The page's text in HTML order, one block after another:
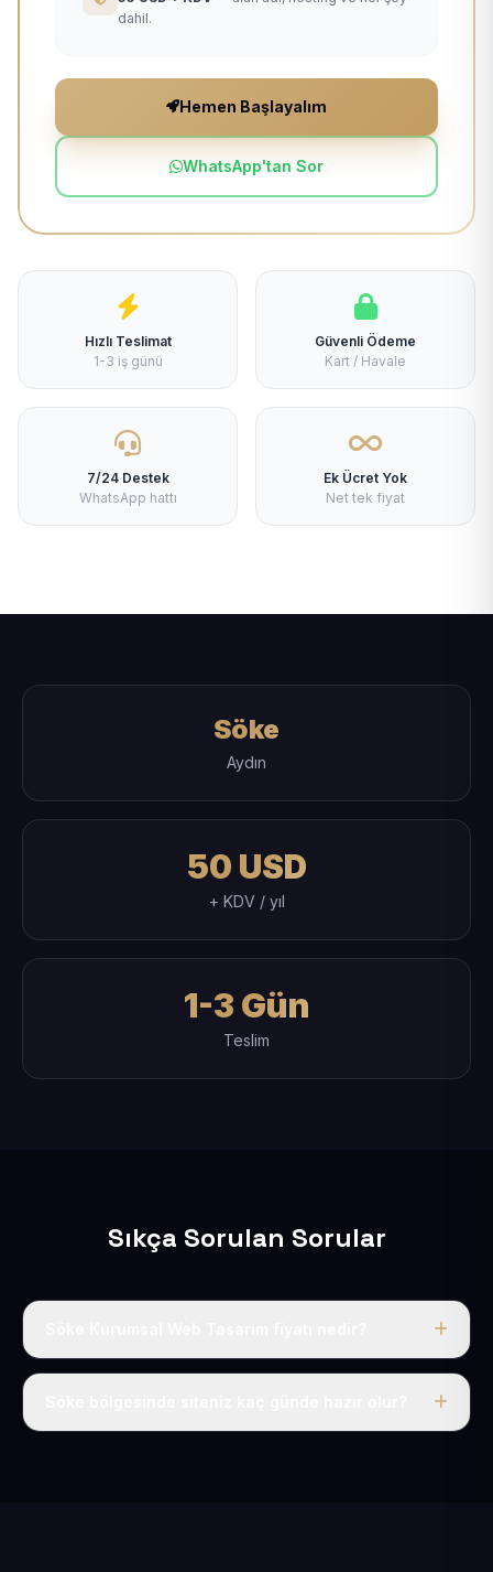
dahil.
Hemen Başlayalım
WhatsApp'tan Sor
Hızlı Teslimat
1-3 iş günü
Güvenli Ödeme
Kart / Havale
7/24 Destek
WhatsApp hattı
Ek Ücret Yok
Net tek fiyat
Söke
Aydın
50 USD
+ KDV / yıl
1-3 Gün
Teslim
Sıkça Sorulan Sorular
Tek fiyat uygulanır: yıllık 50 USD + KDV. Bu bedele alan